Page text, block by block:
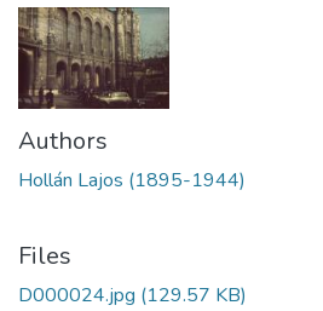
Authors
Hollán Lajos (1895-1944)
Files
D000024.jpg (129.57 KB)